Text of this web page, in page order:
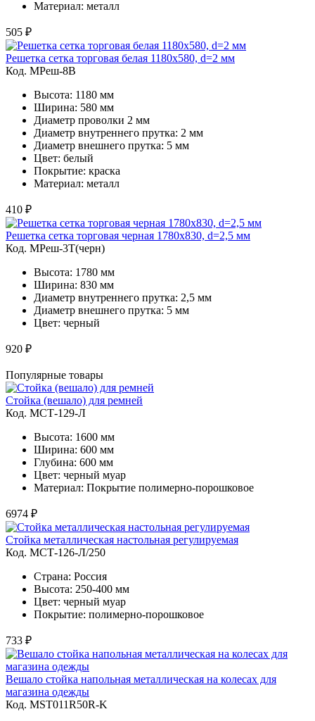
Материал: металл
505 ₽
Решетка сетка торговая белая 1180х580, d=2 мм
Код. MРеш-8В
Высота: 1180 мм
Ширина: 580 мм
Диаметр проволки 2 мм
Диаметр внутреннего прутка: 2 мм
Диаметр внешнего прутка: 5 мм
Цвет: белый
Покрытие: краска
Материал: металл
410 ₽
Решетка сетка торговая черная 1780х830, d=2,5 мм
Код. MРеш-3Т(черн)
Высота: 1780 мм
Ширина: 830 мм
Диаметр внутреннего прутка: 2,5 мм
Диаметр внешнего прутка: 5 мм
Цвет: черный
920 ₽
Популярные товары
Стойка (вешало) для ремней
Код. MСТ-129-Л
Высота: 1600 мм
Ширина: 600 мм
Глубина: 600 мм
Цвет: черный муар
Материал: Покрытие полимерно-порошковое
6974 ₽
Стойка металлическая настольная регулируемая
Код. MСТ-126-Л/250
Страна: Россия
Высота: 250-400 мм
Цвет: черный муар
Покрытие: полимерно-порошковое
733 ₽
Вешало стойка напольная металлическая на колесах для
магазина одежды
Код. MST011R50R-K